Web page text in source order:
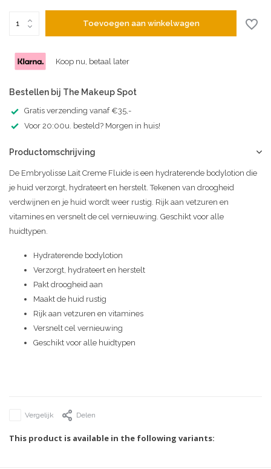
Toevoegen aan winkelwagen
Koop nu, betaal later
Bestellen bij The Makeup Spot
Gratis verzending vanaf €35,-
Voor 20:00u. besteld? Morgen in huis!
Productomschrijving
De Embryolisse Lait Creme Fluide is een hydraterende bodylotion die
je huid verzorgt, hydrateert en herstelt. Tekenen van droogheid
verdwijnen en je huid wordt weer rustig. Rijk aan vetzuren en
vitamines en versnelt de cel vernieuwing. Geschikt voor alle
huidtypen.
Hydraterende bodylotion
Verzorgt, hydrateert en herstelt
Pakt droogheid aan
Maakt de huid rustig
Rijk aan vetzuren en vitamines
Versnelt cel vernieuwing
Geschikt voor alle huidtypen
Vergelijk Delen
This product is available in the following variants: